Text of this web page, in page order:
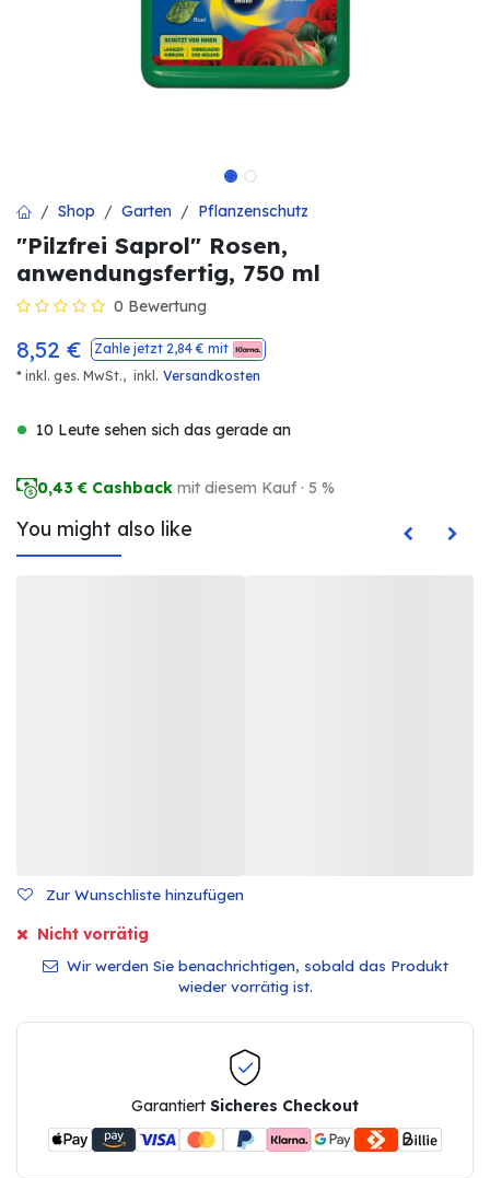
Shop Garten Pflanzenschutz
"Pilzfrei Saprol" Rosen,
anwendungsfertig, 750 ml
0 Bewertung
8,52 € Zahle jetzt 2,84€ mit
* inkl. ges. MwSt., inkl. Versandkosten
10 Leute sehen sich das gerade an
0,43 € Cashback mit diesem Kauf · 5 %
You might also like
Zur Wunschliste hinzufügen
Nicht vorrätig
Wir werden Sie benachrichtigen, sobald das Produkt
wieder vorrätig ist.
Garantiert Sicheres Checkout